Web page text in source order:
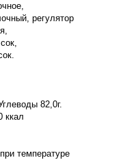
регулятор
82,0г.
330,0 ккал
температуре